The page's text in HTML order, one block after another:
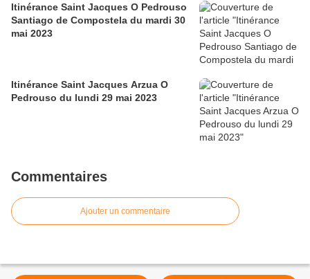
Itinérance Saint Jacques O Pedrouso
Santiago de Compostela du mardi 30
mai 2023
Itinérance Saint Jacques Arzua O
Pedrouso du lundi 29 mai 2023
Commentaires
Ajouter un commentaire